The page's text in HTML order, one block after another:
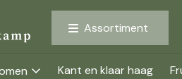
Assortiment
Kant en klaar haag